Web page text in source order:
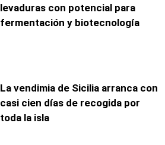
levaduras con potencial para
fermentación y biotecnología
La vendimia de Sicilia arranca con
casi cien días de recogida por
toda la isla